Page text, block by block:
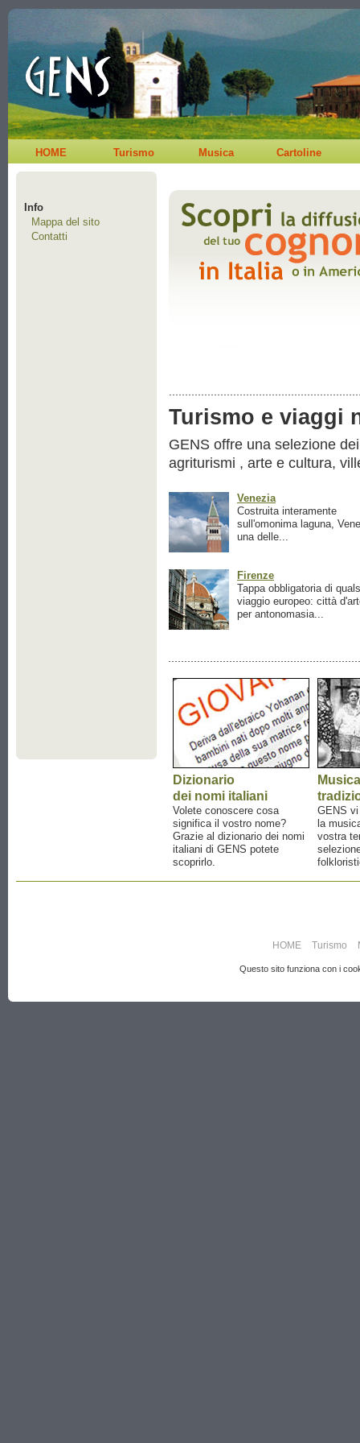
HOME Turismo Musica Cartoline
Info
Mappa del sito
Contatti
Turismo e viaggi
GENS offre una selezione
agriturismi , arte e cultura,
Venezia
Costruita interamente
sull'omonima laguna,
una delle...
Firenze
Tappa obbligatoria di
viaggio europeo: città
per antonomasia...
Dizionario
dei nomi italiani
Volete conoscere cosa
significa il vostro nome?
Grazie al dizionario dei nomi
italiani di GENS potete
scoprirlo.
Musica
GENS
la
vostra
HOME Turismo
Questo sito funziona con i